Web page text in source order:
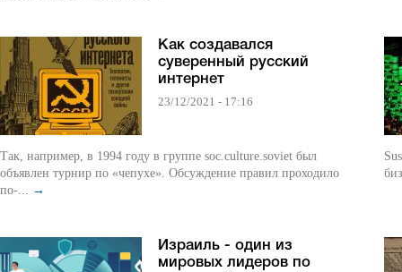
Как создавался
суверенный русский
интернет
23/12/2021 - 17:16
Так, например, в 1994 году в группе soc.culture.soviet был
объявлен турнир по «чепухе». Обсуждение правил проходило
по-... →
Израиль - один из
мировых лидеров по